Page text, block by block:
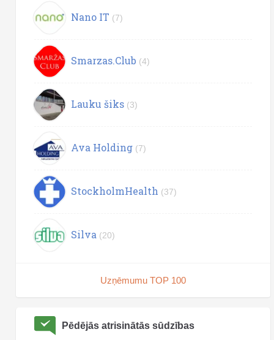
Nano IT (7)
Smarzas.Club (4)
Lauku šiks (3)
Ava Holding (7)
StockholmHealth (37)
Silva (20)
Uzņēmumu TOP 100
Pēdējās atrisinātās sūdzības